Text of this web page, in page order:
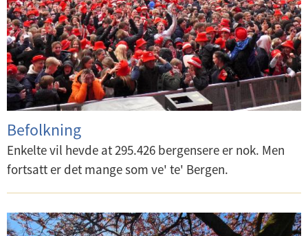
Befolkning
Enkelte vil hevde at 295.426 bergensere er nok. Men
fortsatt er det mange som ve' te' Bergen.